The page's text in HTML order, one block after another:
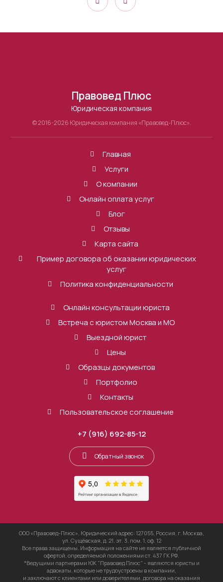
Правовед Плюс
Юридическая компания
© 2016-2026 Юридическая компания «Правовед-Плюс».
Главная
Услуги
О компании
Онлайн оплата услуг
Блог
Отзывы
Карта сайта
Пример договора об оказании юридических
услуг
Политика конфиденциальности
Онлайн консультации юриста
Встреча с юристом Москва и МО
Выездной юрист
Цены
Образцы документов
Портфолио
Контакты
Пользовательское соглашение
+7 (916) 692-85-12
Обратный звонок
ООО «Правовед-Плюс», Юридический адрес: 127055, Россия, г. Москва,
ул. Сущёвская, д. 21, эт. 3, пом. 1, оф. 12
Все права защищены. Информация на сайте не является публичной
офертой, определяемой положениями ст. 437 ГК РФ.
*Ведущими партнерами ЮК "Правовед Плюс" - являются юристы и
адвокаты, которые не трудоустроены в компании,
и заключают с клиентами или доверителями, договора на оказания